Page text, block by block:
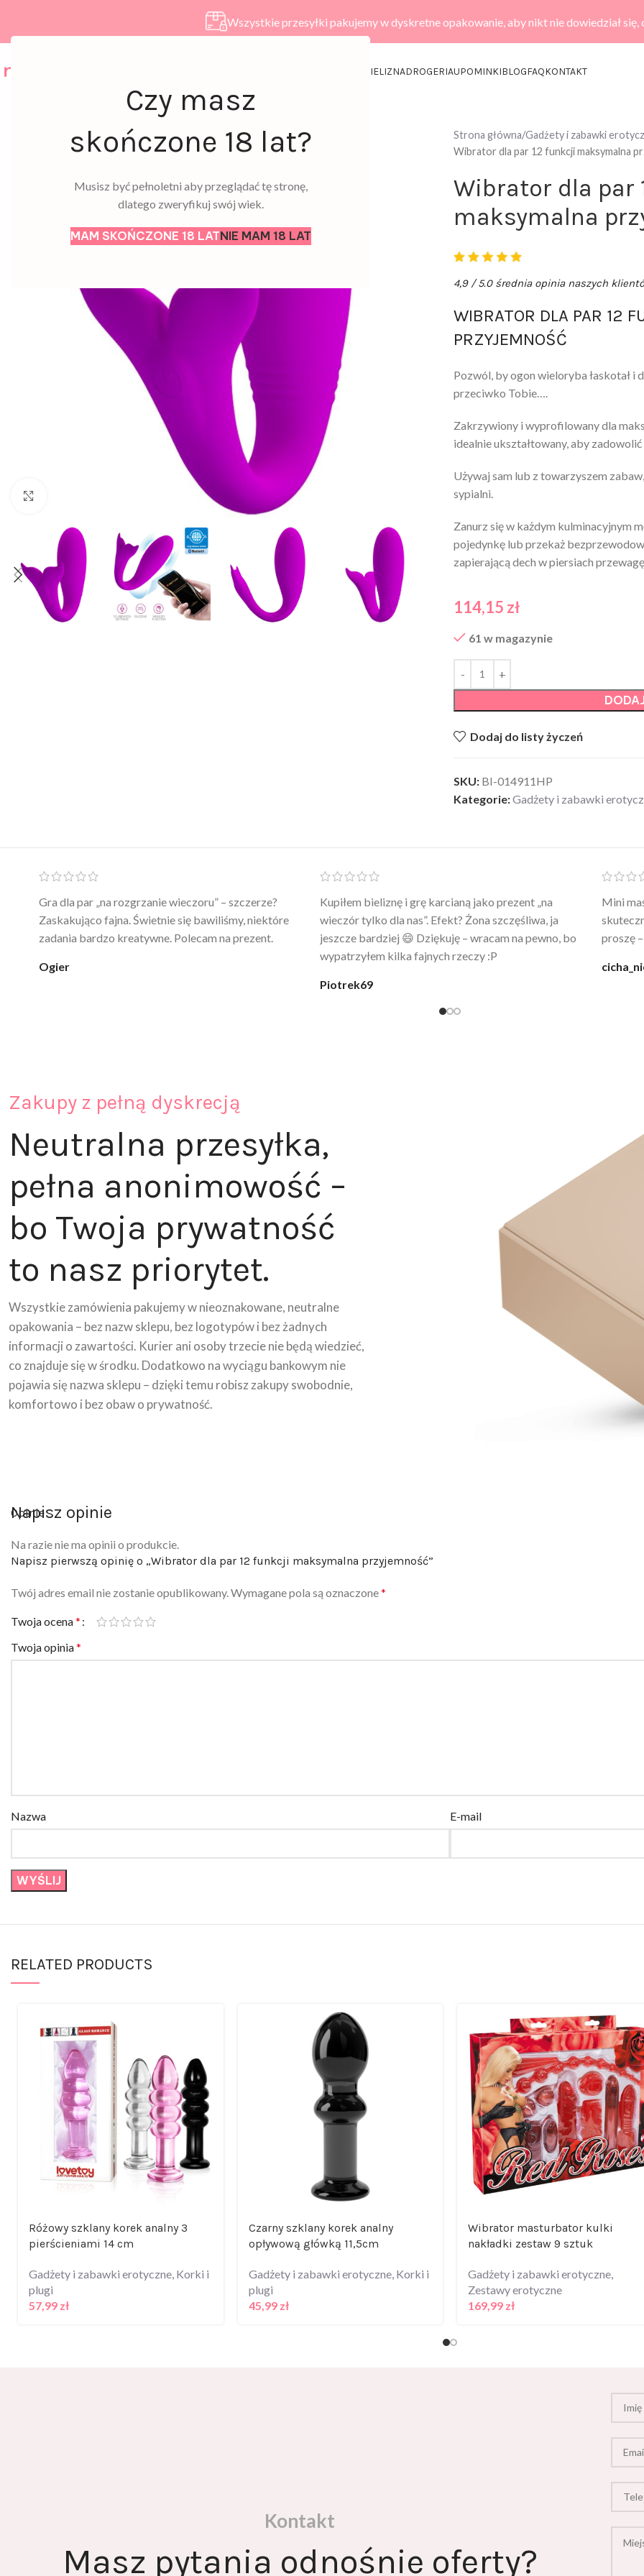
Czy masz
skończone 18 lat?
Musisz być pełnoletni aby przeglądać tę stronę,
dlatego zweryfikuj swój wiek.
MAM SKOŃCZONE 18 LATNIE MAM 18 LAT
Wszystkie przesyłki pakujemy w dyskretne opakowanie, aby nikt nie dowiedział się,
BIELIZNADROGERIAUPOMINKIBLOGFAQKONTAKT
Strona główna Gadżety i zabawki
Wibrator dla par 12 funkcji maksymalna
Wibrator dla par
maksymalna
4,9 / 5.0 średnia opinia naszych
WIBRATOR DLA PAR 12
PRZYJEMNOŚĆ
Pozwól, by ogon wieloryba łaskotał i
przeciwko Tobie….
Zakrzywiony i wyprofilowany dla
idealnie ukształtowany, aby zadowolić
Używaj sam lub z towarzyszem
sypialni.
Zanurz się w każdym kulminacyjnym
pojedynkę lub przekaż
zapierającą dech w piersiach
114,15 zł
61 w magazynie
Dodaj do listy życzeń
SKU: BI-014911HP
Kategorie:Gadżety i zabawki
Ten żel intymny to był strzał w 10 – nie tylko
poprawia komfort, ale też daje przyjemne uczucie
ciepła. Nie uczula, bez zapachu. Kupuję już 3 raz i na
Po prostu WOW! Szlafrok to sztos – lekki, chłodny, a
wygląda jak z luksusowego butiku. Noszę
codziennie po kąpieli z mężem.
@karolina_dream
świetny
Zakupy z pełną dyskrecją
Neutralna przesyłka,
pełna anonimowość –
bo Twoja prywatność
to nasz priorytet.
Wszystkie zamówienia pakujemy w nieoznakowane, neutralne
opakowania – bez nazw sklepu, bez logotypów i bez żadnych
informacji o zawartości. Kurier ani osoby trzecie nie będą wiedzieć,
co znajduje się w środku. Dodatkowo na wyciągu bankowym nie
pojawia się nazwa sklepu – dzięki temu robisz zakupy swobodnie,
komfortowo i bez obaw o prywatność.
Napisz opinie
Opinie
Na razie nie ma opinii o produkcie.
Napisz pierwszą opinię o „Wibrator dla par 12 funkcji maksymalna przyjemność”
Twój adres email nie zostanie opublikowany.Wymagane pola są oznaczone*
Twoja ocena*
Twoja opinia*
Nazwa E-mail
RELATED PRODUCTS
Różowy szklany korek analny 3
pierścieniami 14 cm
Gadżety i zabawki erotyczne, Korki i
plugi
57,99 zł
Czarny szklany korek analny
opływową główką 11,5cm
Gadżety i zabawki erotyczne, Korki i
plugi
45,99 zł
Wibrator masturbator kulki
nakładki zestaw 9 sztuk
Gadżety i zabawki erotyczne,
Zestawy erotyczne
169,99 zł
Kontakt
Masz pytania odnośnie oferty?